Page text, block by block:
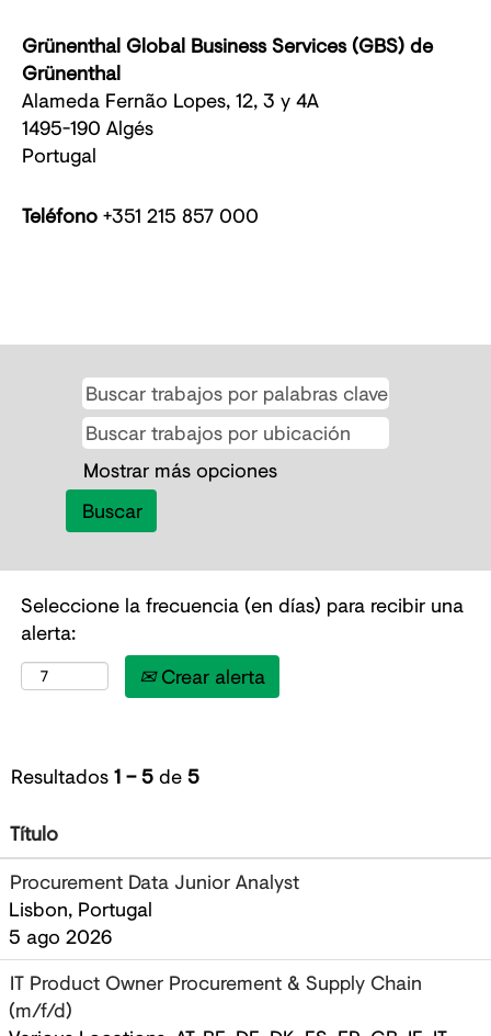
Grünenthal Global Business Services (GBS) de
Grünenthal
Alameda Fernão Lopes, 12, 3 y 4A
1495-190 Algés
Portugal
Teléfono+351 215 857 000
Mostrar más opciones
Seleccione la frecuencia (en días) para recibir una
alerta:
Crear alerta
Resultados1 – 5de5
Título
Procurement Data Junior Analyst
Lisbon, Portugal
5 ago 2026
IT Product Owner Procurement & Supply Chain
(m/f/d)